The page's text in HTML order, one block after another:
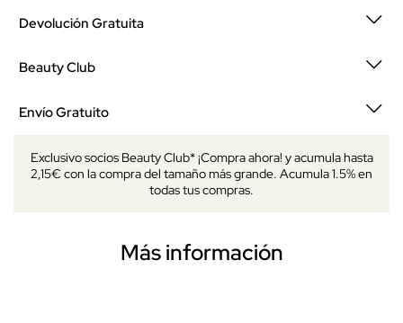
Devolución Gratuita
Beauty Club
Envío Gratuito
Exclusivo socios Beauty Club* ¡Compra ahora! y acumula hasta
2,15€ con la compra del tamaño más grande. Acumula 1.5% en
todas tus compras.
Más información